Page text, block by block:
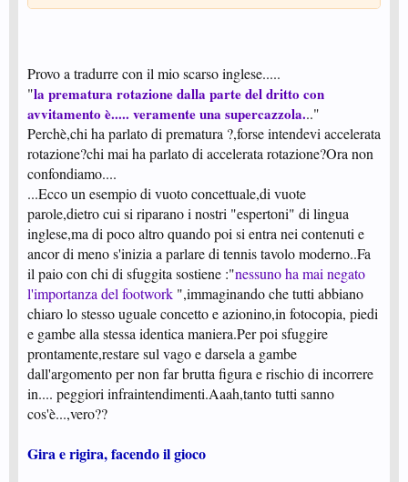
Provo a tradurre con il mio scarso inglese.....
"la prematura rotazione dalla parte del dritto con
avvitamento è..... veramente una supercazzola..."
Perchè,chi ha parlato di prematura ?,forse intendevi accelerata
rotazione?chi mai ha parlato di accelerata rotazione?Ora non
confondiamo....
...Ecco un esempio di vuoto concettuale,di vuote
parole,dietro cui si riparano i nostri "espertoni" di lingua
inglese,ma di poco altro quando poi si entra nei contenuti e
ancor di meno s'inizia a parlare di tennis tavolo moderno..Fa
il paio con chi di sfuggita sostiene :"nessuno ha mai negato
l'importanza del footwork ",immaginando che tutti abbiano
chiaro lo stesso uguale concetto e azionino,in fotocopia, piedi
e gambe alla stessa identica maniera.Per poi sfuggire
prontamente,restare sul vago e darsela a gambe
dall'argomento per non far brutta figura e rischio di incorrere
in.... peggiori infraintendimenti.Aaah,tanto tutti sanno
cos'è...,vero??
Gira e rigira, facendo il gioco